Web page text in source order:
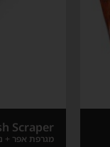
Scraper
מגרפת אפר +